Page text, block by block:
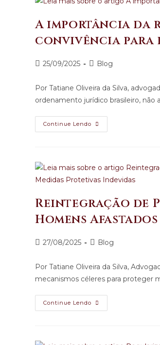
A importância da
convivência para
25/09/2025 Blog
Por Tatiane Oliveira da Silva,
ordenamento jurídico brasileiro,
Continue Lendo
Reintegração de
Homens
27/08/2025 Blog
Por Tatiane Oliveira da Silva,
mecanismos céleres para proteger
Continue Lendo